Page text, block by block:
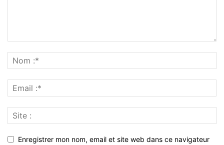
Enregistrer mon nom, email et site web dans ce navigateur